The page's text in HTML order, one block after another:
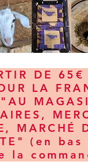
DE
LA
MARCHÉ
(en
la